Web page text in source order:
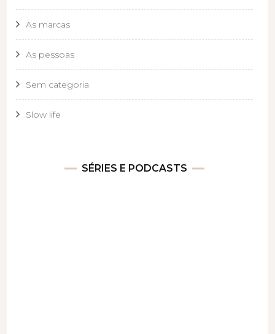
As marcas
As pessoas
Sem categoria
Slow life
SÉRIES E PODCASTS